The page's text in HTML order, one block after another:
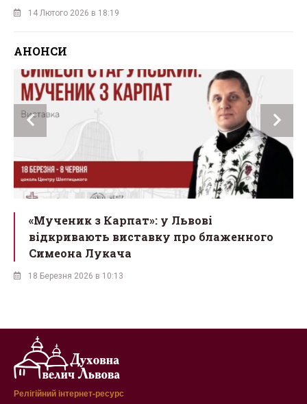
14 Лютого 2026 в 18:19
АНОНСИ
«Мученик з Карпат»: у Львові
відкривають виставку про блаженного
Симеона Лукача
18 Березня 2026 в 10:13
Релігійний інтернет-ресурс